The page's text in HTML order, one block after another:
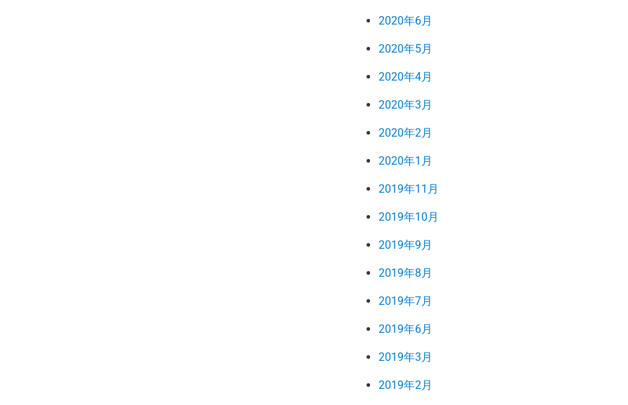
2020年6月
2020年5月
2020年4月
2020年3月
2020年2月
2020年1月
2019年11月
2019年10月
2019年9月
2019年8月
2019年7月
2019年6月
2019年3月
2019年2月